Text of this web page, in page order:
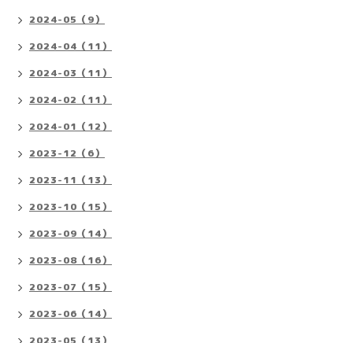
2024-05（9）
2024-04（11）
2024-03（11）
2024-02（11）
2024-01（12）
2023-12（6）
2023-11（13）
2023-10（15）
2023-09（14）
2023-08（16）
2023-07（15）
2023-06（14）
2023-05（13）